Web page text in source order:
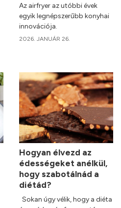
Az airfryer az utóbbi évek
egyik legnépszerűbb konyhai
innovációja.
2026. JANUÁR 26.
Hogyan élvezd az
édességeket anélkül,
hogy szabotálnád a
diétád?
Sokan úgy vélik, hogy a diéta